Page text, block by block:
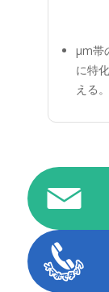
μm帯
に特
える。